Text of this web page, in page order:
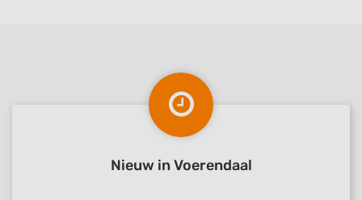
Nieuw in Voerendaal
Measure content performance
Understand audiences through statistics
or combinations of data from different